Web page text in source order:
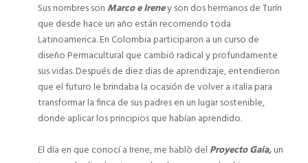
Sus nombres son Marco e Ireney son dos hermanos de Turín
que desde hace un año están recorriendo toda
Latinoamerica. En Colombia participaron a un curso de
diseño Permacultural que cambió radical y profundamente
sus vidas. Después de diez dias de aprendizaje, entendieron
que el futuro le brindaba la ocasión de volver a italia para
transformar la finca de sus padres en un lugar sostenible,
donde aplicar los principios que habían aprendido.
El día en que conocí a Irene, me hablò del Proyecto Gaia,un